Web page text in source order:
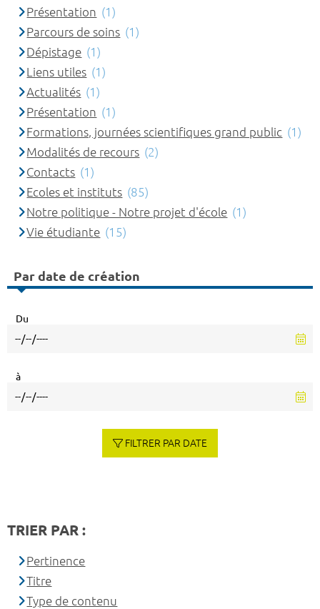
Présentation (1)
Parcours de soins (1)
Dépistage (1)
Liens utiles (1)
Actualités (1)
Présentation (1)
Formations, journées scientifiques grand public (1)
Modalités de recours (2)
Contacts (1)
Ecoles et instituts (85)
Notre politique - Notre projet d'école (1)
Vie étudiante (15)
Par date de création
Du
à
FILTRER PAR DATE
TRIER PAR :
Pertinence
Titre
Type de contenu